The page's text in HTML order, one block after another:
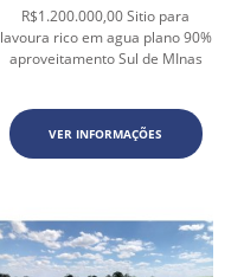
R$1.200.000,00 Sitio para
lavoura rico em agua plano 90%
aproveitamento Sul de MInas
VER INFORMAÇÕES